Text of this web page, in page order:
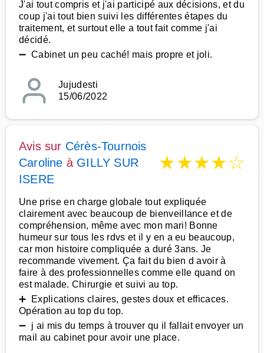
J'ai tout compris et j'ai participé aux décisions, et du
coup j'ai tout bien suivi les différentes étapes du
traitement, et surtout elle a tout fait comme j'ai
décidé.
➖ Cabinet un peu caché! mais propre et joli.
Jujudesti
15/06/2022
Avis sur Cérès-Tournois
Caroline à GILLY SUR
ISERE
★★★★☆
Une prise en charge globale tout expliquée
clairement avec beaucoup de bienveillance et de
compréhension, même avec mon mari! Bonne
humeur sur tous les rdvs et il y en a eu beaucoup,
car mon histoire compliquée a duré 3ans. Je
recommande vivement. Ça fait du bien d avoir à
faire à des professionnelles comme elle quand on
est malade. Chirurgie et suivi au top.
➕ Explications claires, gestes doux et efficaces.
Opération au top du top.
➖ j ai mis du temps à trouver qu il fallait envoyer un
mail au cabinet pour avoir une place.